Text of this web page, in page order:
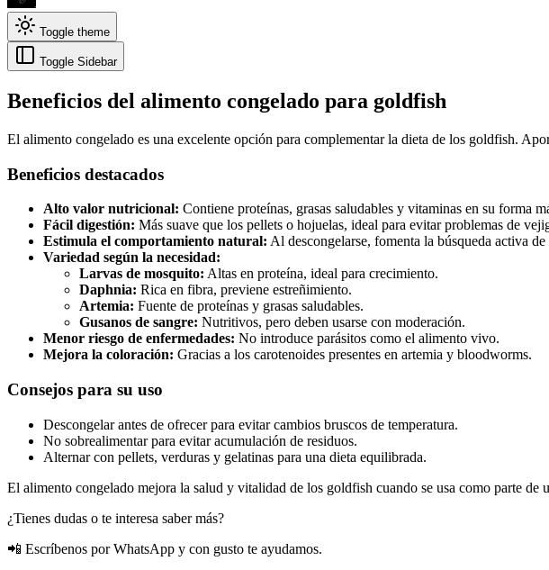
Toggle theme
Toggle Sidebar
Beneficios del alimento congelado para goldfish
El alimento congelado es una excelente opción para complementar la dieta de los goldfish.
Beneficios destacados
Alto valor nutricional: Contiene proteínas, grasas saludables y vitaminas en su forma
Fácil digestión: Más suave que los pellets o hojuelas, ideal para evitar problemas de
Estimula el comportamiento natural: Al descongelarse, fomenta la búsqueda activa
Variedad según la necesidad:
Larvas de mosquito: Altas en proteína, ideal para crecimiento.
Daphnia: Rica en fibra, previene estreñimiento.
Artemia: Fuente de proteínas y grasas saludables.
Gusanos de sangre: Nutritivos, pero deben usarse con moderación.
Menor riesgo de enfermedades: No introduce parásitos como el alimento vivo.
Mejora la coloración: Gracias a los carotenoides presentes en artemia y bloodworms.
Consejos para su uso
Descongelar antes de ofrecer para evitar cambios bruscos de temperatura.
No sobrealimentar para evitar acumulación de residuos.
Alternar con pellets, verduras y gelatinas para una dieta equilibrada.
El alimento congelado mejora la salud y vitalidad de los goldfish cuando se usa como parte de
¿Tienes dudas o te interesa saber más?
📲 Escríbenos por WhatsApp y con gusto te ayudamos.